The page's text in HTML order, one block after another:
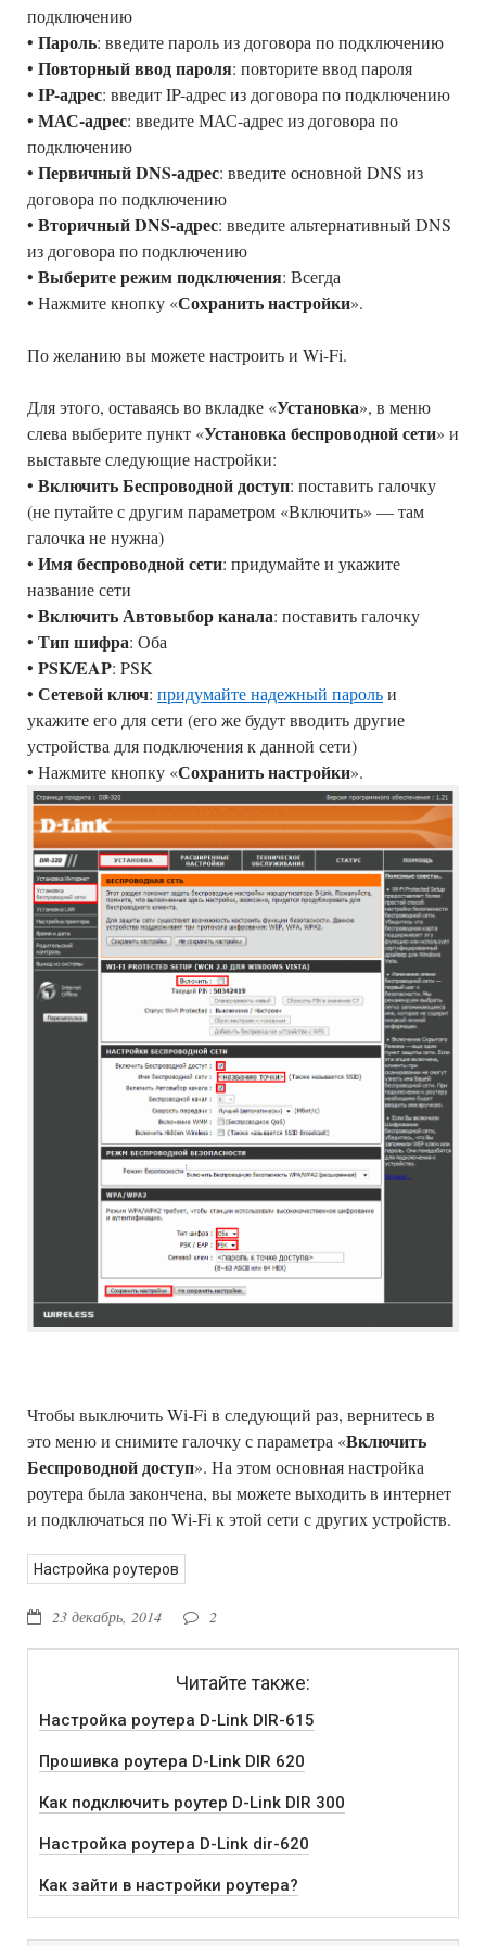
подключению
• Пароль: введите пароль из договора по подключению
• Повторный ввод пароля: повторите ввод пароля
• IP-адрес: введит IP-адрес из договора по подключению
• МАС-адрес: введите МАС-адрес из договора по
подключению
• Первичный DNS-адрес: введите основной DNS из
договора по подключению
• Вторичный DNS-адрес: введите альтернативный DNS
из договора по подключению
• Выберите режим подключения: Всегда
• Нажмите кнопку «Сохранить настройки».
По желанию вы можете настроить и Wi-Fi.
Для этого, оставаясь во вкладке «Установка», в меню
слева выберите пункт «Установка беспроводной сети» и
выставьте следующие настройки:
• Включить Беспроводной доступ: поставить галочку
(не путайте с другим параметром «Включить» — там
галочка не нужна)
• Имя беспроводной сети: придумайте и укажите
название сети
• Включить Автовыбор канала: поставить галочку
• Тип шифра: Оба
• PSK/EAP: PSK
• Сетевой ключ: придумайте надежный парольи
укажите его для сети (его же будут вводить другие
устройства для подключения к данной сети)
• Нажмите кнопку «Сохранить настройки».
Чтобы выключить Wi-Fi в следующий раз, вернитесь в
это меню и снимите галочку с параметра «Включить
Беспроводной доступ». На этом основная настройка
роутера была закончена, вы можете выходить в интернет
и подключаться по Wi-Fi к этой сети с других устройств.
Настройка роутеров
23 декабрь, 2014 2
Читайте также:
Настройка роутера D-Link DIR-615
Прошивка роутера D-Link DIR 620
Как подключить роутер D-Link DIR 300
Настройка роутера D-Link dir-620
Как зайти в настройки роутера?